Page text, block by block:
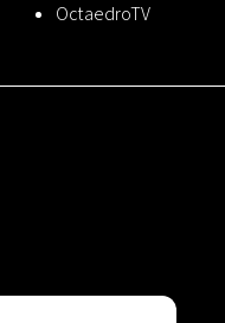
OctaedroTV